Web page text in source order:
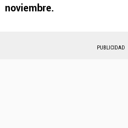
noviembre.
PUBLICIDAD